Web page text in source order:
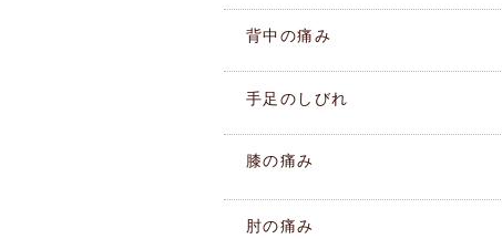
背中の痛み
手足のしびれ
膝の痛み
肘の痛み